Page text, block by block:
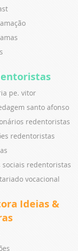
pe. vitor
santo afonso
redentoristas
redentoristas
sociais redentoristas
vocacional
Ideias &